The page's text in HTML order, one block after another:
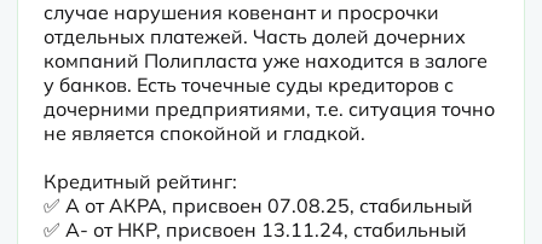
случае нарушения ковенант и просрочки
отдельных платежей. Часть долей дочерних
компаний Полипласта уже находится в залоге
у банков. Есть точечные суды кредиторов с
дочерними предприятиями, т.е. ситуация точно
не является спокойной и гладкой.
Кредитный рейтинг:
✅ A от АКРА, присвоен 07.08.25, стабильный
✅ A- от НКР, присвоен 13.11.24, стабильный